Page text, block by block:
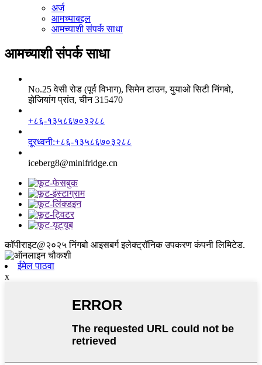
अर्ज
आमच्याबद्दल
आमच्याशी संपर्क साधा
आमच्याशी संपर्क साधा
No.25 वेसी रोड (पूर्व विभाग), सिमेन टाउन, युयाओ सिटी निंगबो,
झेजियांग प्रांत, चीन 315470
+८६-१३५८६७०३२८८
दूरध्वनी:+८६-१३५८६७०३२८८
iceberg8@minifridge.cn
कॉपीराइट@२०२५ निंगबो आइसबर्ग इलेक्ट्रॉनिक उपकरण कंपनी लिमिटेड.
ईमेल पाठवा
x